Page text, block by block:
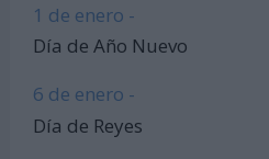
1 de enero -
Día de Año Nuevo
6 de enero -
Día de Reyes